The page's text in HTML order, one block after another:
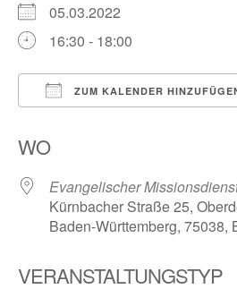
05.03.2022
16:30 - 18:00
ZUM KALENDER
WO
Evangelischer
Kürnbacher Straße 25,
Baden-Württemberg, 75038,
VERANSTALTUNGSTYP